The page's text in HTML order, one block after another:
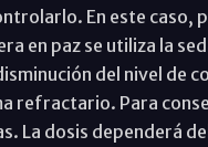
En este caso,
en paz se utiliza la
del nivel de
refractario. Para
La dosis dependerá